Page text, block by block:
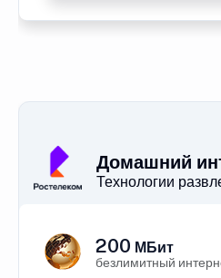
Домашний
Технологии
200 МБит
безлимитный